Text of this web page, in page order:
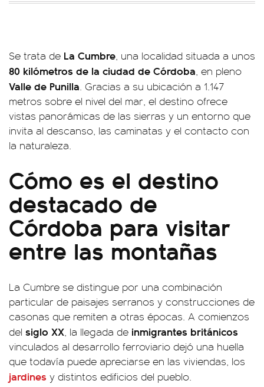
Se trata de La Cumbre, una localidad situada a unos
80 kilómetros de la ciudad de Córdoba, en pleno
Valle de Punilla. Gracias a su ubicación a 1.147
metros sobre el nivel del mar, el destino ofrece
vistas panorámicas de las sierras y un entorno que
invita al descanso, las caminatas y el contacto con
la naturaleza.
Cómo es el destino
destacado de
Córdoba para visitar
entre las montañas
La Cumbre se distingue por una combinación
particular de paisajes serranos y construcciones de
casonas que remiten a otras épocas. A comienzos
del siglo XX, la llegada de inmigrantes británicos
vinculados al desarrollo ferroviario dejó una huella
que todavía puede apreciarse en las viviendas, los
jardines y distintos edificios del pueblo.